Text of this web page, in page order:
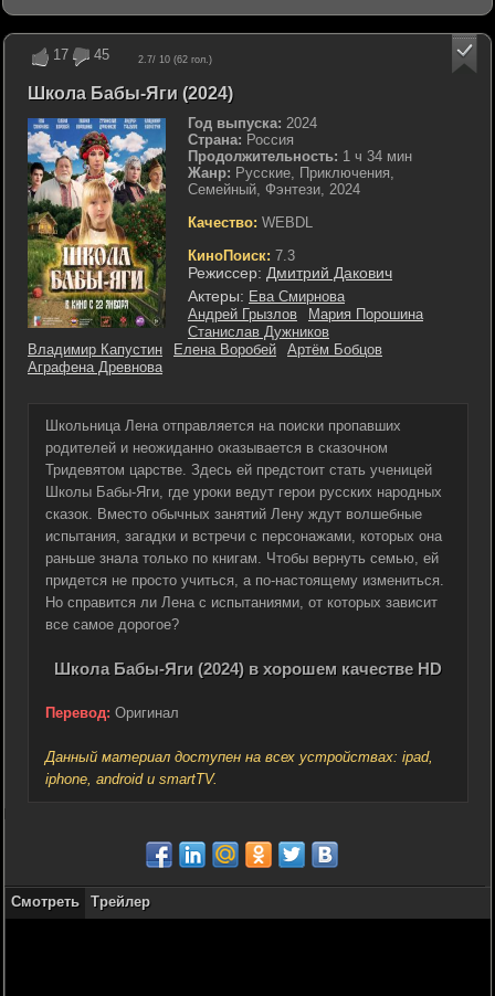
17 45 2.7/ 10 (62 гол.)
Школа Бабы-Яги (2024)
Год выпуска: 2024
Страна: Россия
Продолжительность: 1 ч 34 мин
Жанр: Русские, Приключения,
Семейный, Фэнтези, 2024
Качество: WEBDL
КиноПоиск: 7.3
Режиссер: Дмитрий Дакович
Актеры: Ева Смирнова
Андрей Грызлов
Мария Порошина
Станислав Дужников
Владимир Капустин
Елена Воробей
Артём Бобцов
Аграфена Древнова
Школьница Лена отправляется на поиски пропавших
родителей и неожиданно оказывается в сказочном
Тридевятом царстве. Здесь ей предстоит стать ученицей
Школы Бабы-Яги, где уроки ведут герои русских народных
сказок. Вместо обычных занятий Лену ждут волшебные
испытания, загадки и встречи с персонажами, которых она
раньше знала только по книгам. Чтобы вернуть семью, ей
придется не просто учиться, а по-настоящему измениться.
Но справится ли Лена с испытаниями, от которых зависит
все самое дорогое?
Школа Бабы-Яги (2024) в хорошем качестве HD
Перевод: Оригинал
Данный материал доступен на всех устройствах: ipad,
iphone, android и smartTV.
Смотреть Трейлер